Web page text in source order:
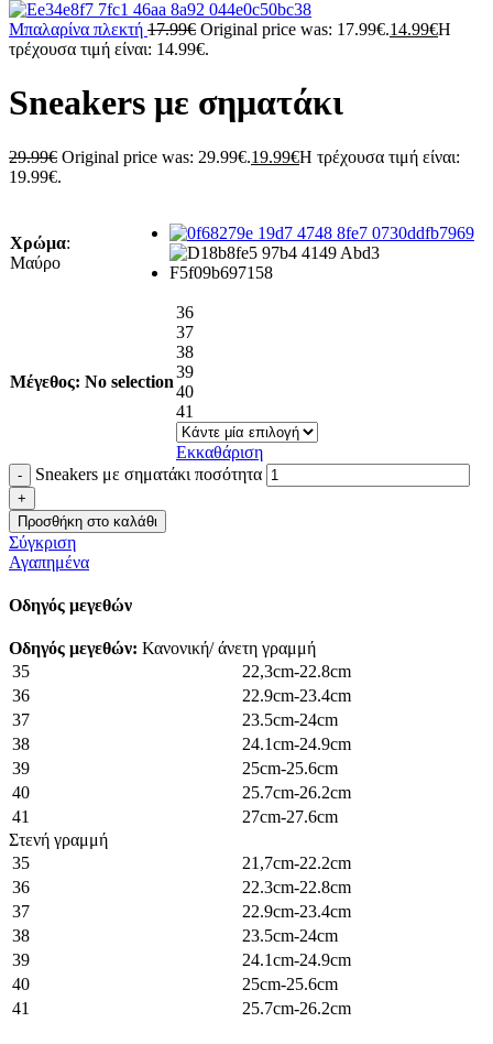
Μπαλαρίνα πλεκτή 17.99€ Original price was: 17.99€.14.99€Η
τρέχουσα τιμή είναι: 14.99€.
Sneakers με σηματάκι
29.99€ Original price was: 29.99€.19.99€Η τρέχουσα τιμή είναι:
19.99€.
Χρώμα:
Μαύρο
Μέγεθος: No selection
36
37
38
39
40
41
Εκκαθάριση
Sneakers με σηματάκι ποσότητα
Προσθήκη στο καλάθι
Σύγκριση
Αγαπημένα
Οδηγός μεγεθών
Οδηγός μεγεθών: Κανονική/ άνετη γραμμή
35
22,3cm-22.8cm
36
22.9cm-23.4cm
37
23.5cm-24cm
38
24.1cm-24.9cm
39
25cm-25.6cm
40
25.7cm-26.2cm
41
27cm-27.6cm
Στενή γραμμή
35
21,7cm-22.2cm
36
22.3cm-22.8cm
37
22.9cm-23.4cm
38
23.5cm-24cm
39
24.1cm-24.9cm
40
25cm-25.6cm
41
25.7cm-26.2cm